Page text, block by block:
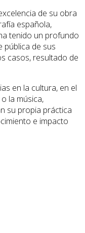
de su obra
española,
tenido un profundo
pública de sus
casos, resultado de
en la cultura, en el
la música,
su propia práctica
e impacto